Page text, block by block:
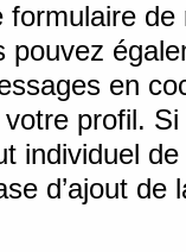
formulaire de
pouvez
en
profil.
individuel
d’ajout